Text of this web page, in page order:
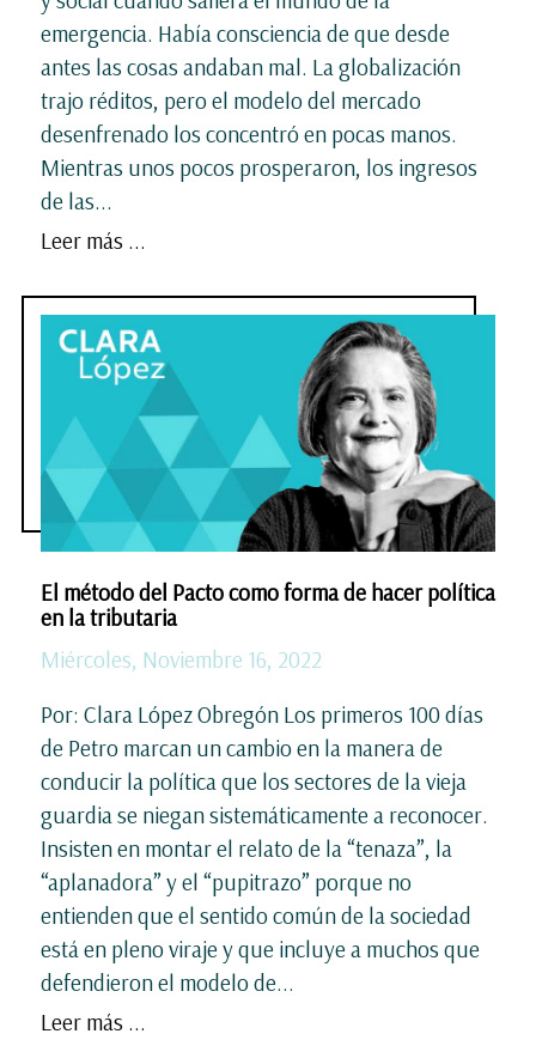
emergencia. Había consciencia de que desde
antes las cosas andaban mal. La globalización
trajo réditos, pero el modelo del mercado
desenfrenado los concentró en pocas manos.
Mientras unos pocos prosperaron, los ingresos
de las...
Leer más ...
El método del Pacto como forma de hacer política
en la tributaria
Miércoles, Noviembre 16, 2022
Por: Clara López Obregón Los primeros 100 días
de Petro marcan un cambio en la manera de
conducir la política que los sectores de la vieja
guardia se niegan sistemáticamente a reconocer.
Insisten en montar el relato de la “tenaza”, la
“aplanadora” y el “pupitrazo” porque no
entienden que el sentido común de la sociedad
está en pleno viraje y que incluye a muchos que
defendieron el modelo de...
Leer más ...